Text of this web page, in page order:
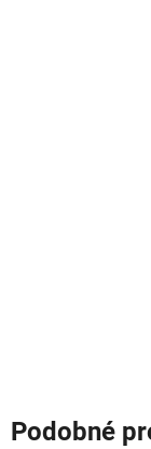
Podobné